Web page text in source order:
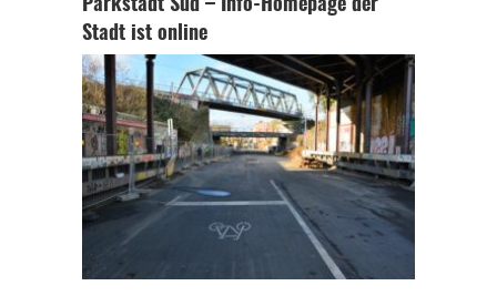
Parkstadt Süd – Info-Homepage der
Stadt ist online